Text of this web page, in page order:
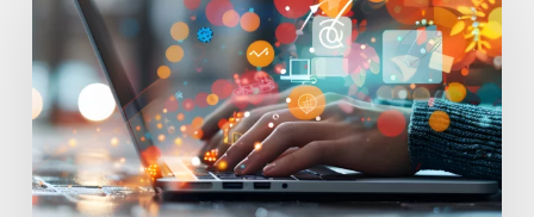
agence
marketing
Tunisie
peut
attirer
plus